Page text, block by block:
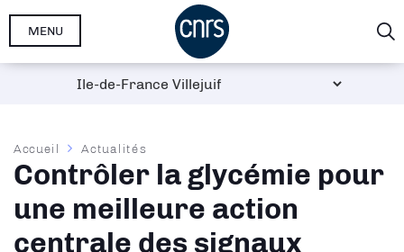
Aller
MENU
Fil
d'Ariane
Accueil Actualités
Contrôler la glycémie pour
une meilleure action
centrale des signaux